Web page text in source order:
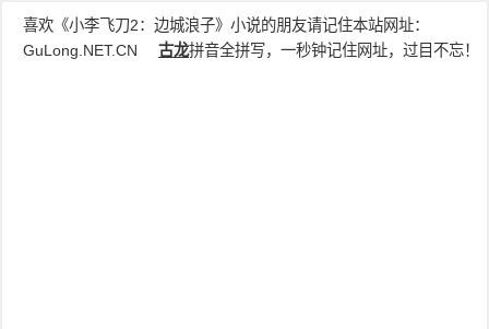
喜欢《小李飞刀2：边城浪子》小说的朋友请记住本站网址：
GuLong.NET.CN
古龙拼音全拼写，一秒钟记住网址，过目不忘！